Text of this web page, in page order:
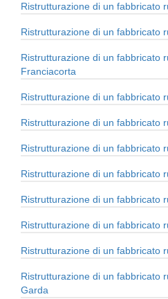
Ristrutturazione di un fabbricato
Ristrutturazione di un fabbricato
Ristrutturazione di un fabbricato
Franciacorta
Ristrutturazione di un fabbricato
Ristrutturazione di un fabbricato
Ristrutturazione di un fabbricato
Ristrutturazione di un fabbricato
Ristrutturazione di un fabbricato
Ristrutturazione di un fabbricato
Ristrutturazione di un fabbricato
Ristrutturazione di un fabbricato
Garda